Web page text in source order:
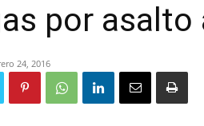
por asalto
24, 2016